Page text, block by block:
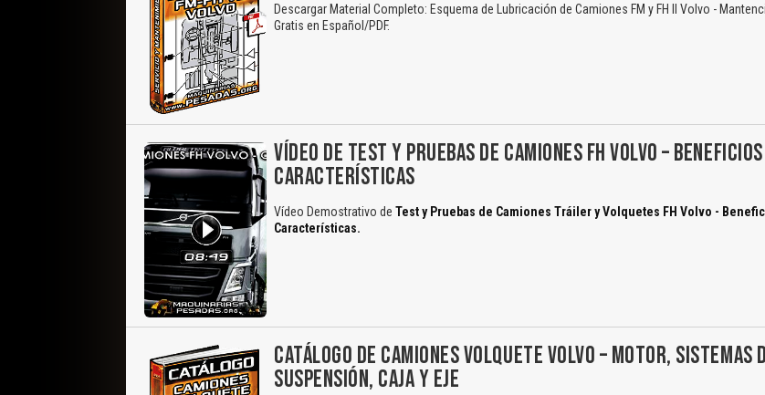
Descargar Material Completo: Esquema de Lubricación de Camiones FM y FH II Volvo -
Gratis en Español/PDF.
VÍDEO DE TEST Y PRUEBAS DE CAMIONES FH VOLVO –
CARACTERÍSTICAS
Vídeo Demostrativo de Test y Pruebas de Camiones Tráiler y Volquetes FH Volvo -
Características.
CATÁLOGO DE CAMIONES VOLQUETE VOLVO – MOTOR, SISTEMAS
SUSPENSIÓN, CAJA Y EJE
El Título es incorrecto según el contenido.
Texto o Imagen de portada son erróneos.